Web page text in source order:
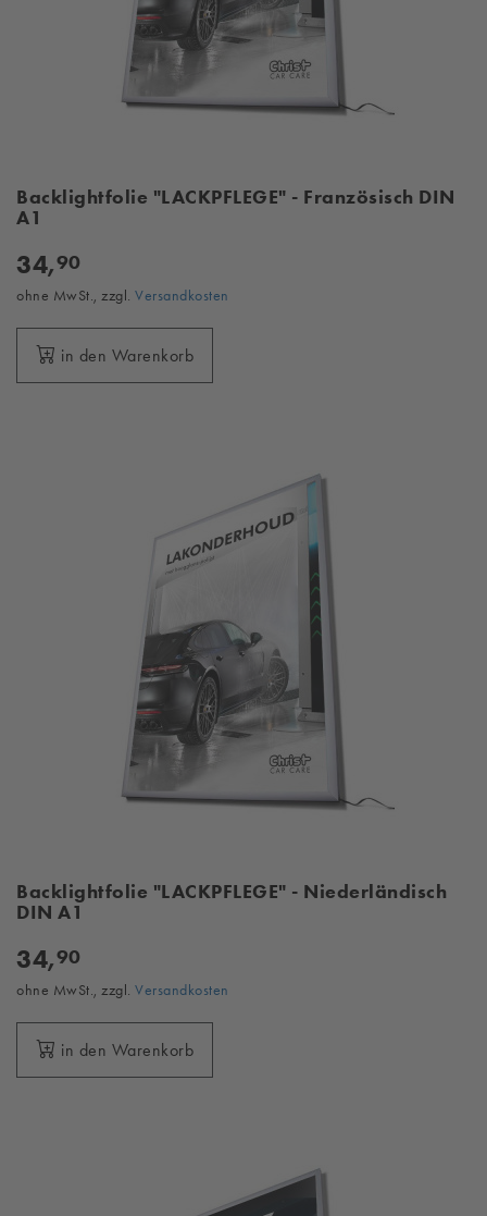
Backlightfolie "LACKPFLEGE" - Französisch DIN
A1
34,90
ohne MwSt., zzgl. Versandkosten
in den Warenkorb
Backlightfolie "LACKPFLEGE" - Niederländisch
DIN A1
34,90
ohne MwSt., zzgl. Versandkosten
in den Warenkorb